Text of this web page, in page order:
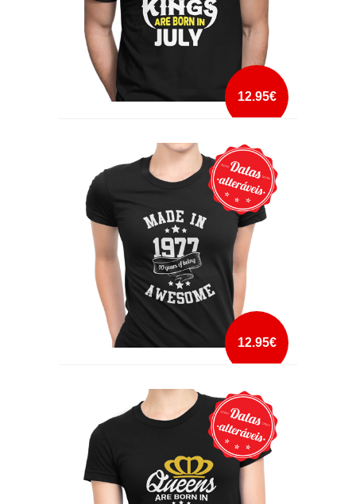
12.95€
mais info
add à lista
12.95€
mais info
add à lista